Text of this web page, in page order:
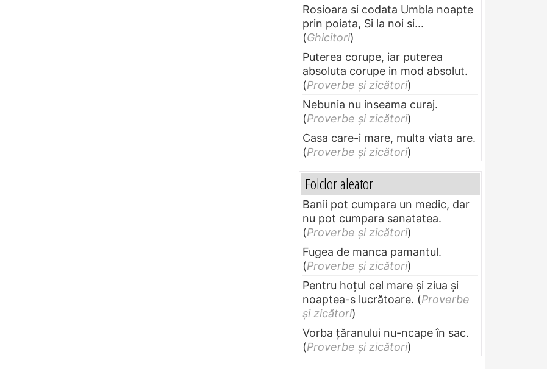
Rosioara si codata Umbla noapte
prin poiata, Si la noi si...
(Ghicitori)
Puterea corupe, iar puterea
absoluta corupe in mod absolut.
(Proverbe și zicători)
Nebunia nu inseama curaj.
(Proverbe și zicători)
Casa care-i mare, multa viata are.
(Proverbe și zicători)
Folclor aleator
Banii pot cumpara un medic, dar
nu pot cumpara sanatatea.
(Proverbe și zicători)
Fugea de manca pamantul.
(Proverbe și zicători)
Pentru hoţul cel mare şi ziua şi
noaptea-s lucrătoare. (Proverbe
și zicători)
Vorba ţăranului nu-ncape în sac.
(Proverbe și zicători)